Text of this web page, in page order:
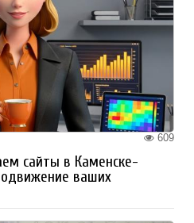
609
сайты в Каменске-
ваших